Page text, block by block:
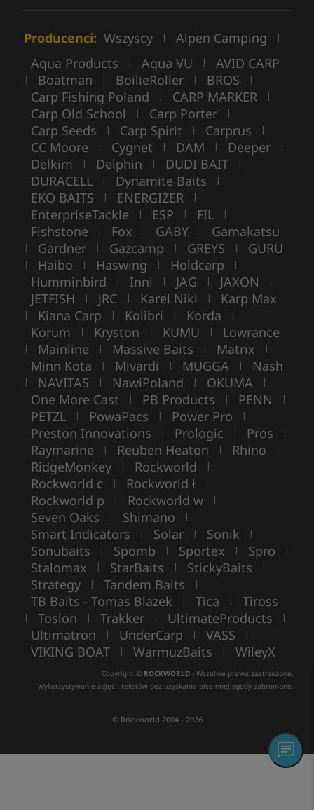
Producenci: Wszyscy | Alpen Camping |
Aqua Products | Aqua VU | AVID CARP
| Boatman | BoilieRoller | BROS |
Carp Fishing Poland | CARP MARKER |
Carp Old School | Carp Porter |
Carp Seeds | Carp Spirit | Carprus |
CC Moore | Cygnet | DAM | Deeper |
Delkim | Delphin | DUDI BAIT |
DURACELL | Dynamite Baits |
EKO BAITS | ENERGIZER |
EnterpriseTackle | ESP | FIL |
Fishstone | Fox | GABY | Gamakatsu
| Gardner | Gazcamp | GREYS | GURU
| Haibo | Haswing | Holdcarp |
Humminbird | Inni | JAG | JAXON |
JETFISH | JRC | Karel Nikl | Karp Max
| Kiana Carp | Kolibri | Korda |
Korum | Kryston | KUMU | Lowrance
| Mainline | Massive Baits | Matrix |
Minn Kota | Mivardi | MUGGA | Nash
| NAVITAS | NawiPoland | OKUMA |
One More Cast | PB Products | PENN |
PETZL | PowaPacs | Power Pro |
Preston Innovations | Prologic | Pros |
Raymarine | Reuben Heaton | Rhino |
RidgeMonkey | Rockworld |
Rockworld c | Rockworld ł |
Rockworld p | Rockworld w |
Seven Oaks | Shimano |
Smart Indicators | Solar | Sonik |
Sonubaits | Spomb | Sportex | Spro |
Stalomax | StarBaits | StickyBaits |
Strategy | Tandem Baits |
TB Baits - Tomas Blazek | Tica | Tiross
| Toslon | Trakker | UltimateProducts |
Ultimatron | UnderCarp | VASS |
VIKING BOAT | WarmuzBaits | WileyX
Copyright © ROCKWORLD - Wszelkie prawa zastrzeżone.
Wykorzystywanie zdjęć i tekstów bez uzyskania pisemnej zgody zabronione.
© Rockworld 2004 - 2026